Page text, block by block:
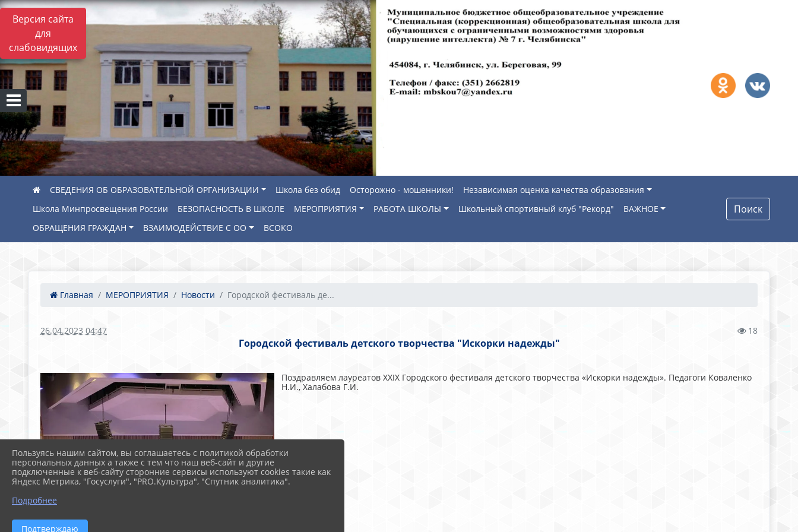
Версия сайта
для
слабовидящих
СВЕДЕНИЯ ОБ ОБРАЗОВАТЕЛЬНОЙ ОРГАНИЗАЦИИ Школа без обид Осторожно - мошенники!
Независимая оценка качества образования
Школа Минпросвещения России
БЕЗОПАСНОСТЬ В ШКОЛЕ МЕРОПРИЯТИЯ РАБОТА ШКОЛЫ Школьный спортивный клуб "Рекорд"
ВАЖНОЕ
ОБРАЩЕНИЯ ГРАЖДАН
ВЗАИМОДЕЙСТВИЕ С ОО ВСОКО
Поиск
Главная МЕРОПРИЯТИЯ Новости Городской фестиваль де...
26.04.2023 04:47 18
Городской фестиваль детского творчества "Искорки надежды"
Поздравляем лауреатов XXIX Городского фестиваля детского творчества «Искорки надежды». Педагоги Коваленко
Н.И., Халабова Г.И.
Пользуясь нашим сайтом, вы соглашаетесь с политикой обработки
персональных данных а также с тем что наш веб-сайт и другие
подключенные к веб-сайту сторонние сервисы используют cookies такие как
Яндекс Метрика, "Госуслуги", "PRO.Культура", "Спутник аналитика".
Подробнее
Подтверждаю